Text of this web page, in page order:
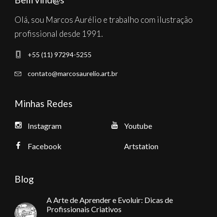
Olá, sou Marcos Aurélio e trabalho com ilustração
profissional desde 1991.
+55 (11) 97294-5255
contato@marcosaurelio.art.br
Minhas Redes
Instagram
Facebook
Youtube
Artstation
Blog
A Arte de Aprender e Evoluir: Dicas de
Profissionais Criativos